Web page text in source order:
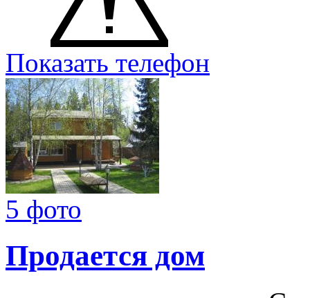
Показать телефон
5 фото
Продается дом